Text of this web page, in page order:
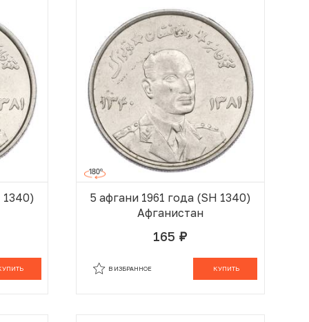
1340)
5 афгани 1961 года (SH 1340)
Афганистан
165 руб.
КУПИТЬ
В ИЗБРАННОЕ